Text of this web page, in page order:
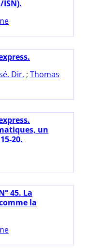
Dir. ; Thomas
un
20.
45. La
la